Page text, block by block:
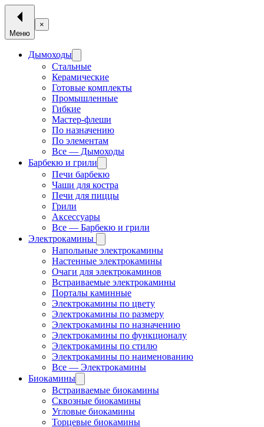
Меню
×
Дымоходы
Стальные
Керамические
Готовые комплекты
Промышленные
Гибкие
Мастер-флеши
По назначению
По элементам
Все — Дымоходы
Барбекю и грили
Печи барбекю
Чаши для костра
Печи для пиццы
Грили
Аксессуары
Все — Барбекю и грили
Электрокамины
Напольные электрокамины
Настенные электрокамины
Очаги для электрокаминов
Встраиваемые электрокамины
Порталы каминные
Электрокамины по цвету
Электрокамины по размеру
Электрокамины по назначению
Электрокамины по функционалу
Электрокамины по стилю
Электрокамины по наименованию
Все — Электрокамины
Биокамины
Встраиваемые биокамины
Сквозные биокамины
Угловые биокамины
Торцевые биокамины